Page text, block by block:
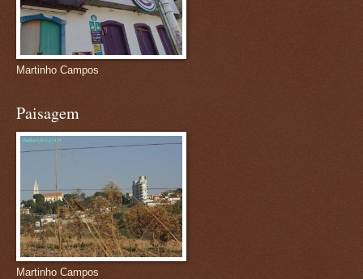
Martinho Campos
Paisagem
Martinho Campos